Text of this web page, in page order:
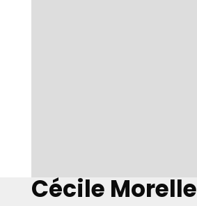
Cécile Morelle